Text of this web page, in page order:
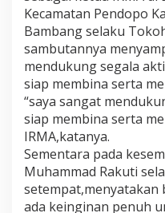
Kecamatan Pendopo
Bambang selaku
sambutannya
mendukung segala
siap membina serta
“saya sangat
siap membina serta
IRMA,katanya.
Sementara pada
Muhammad Rakuti
setempat,menyatakan
ada keinginan penuh